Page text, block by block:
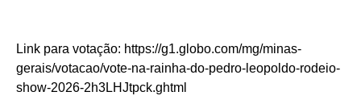
Link para votação: https://g1.globo.com/mg/minas-
gerais/votacao/vote-na-rainha-do-pedro-leopoldo-rodeio-
show-2026-2h3LHJtpck.ghtml